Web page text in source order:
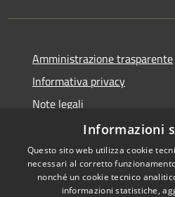
Amministrazione trasparente
Informativa privacy
Note legali
Dichiarazione di accessibilità
Informazioni
Questo sito web utilizza cookie
necessari al corretto
nonché un cookie tecnico
informazioni statistiche,